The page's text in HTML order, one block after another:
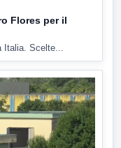
Flores per il
Scelte...